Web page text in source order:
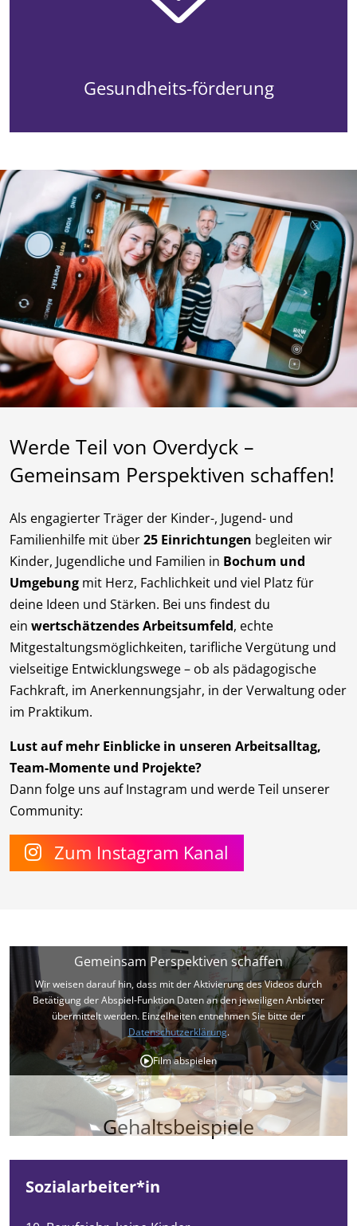
Gesundheits-förderung
Werde Teil von Overdyck –
Gemeinsam Perspektiven schaffen!
Als engagierter Träger der Kinder-, Jugend- und
Familienhilfe mit über25 Einrichtungen begleiten wir
Kinder, Jugendliche und Familien in Bochum und
Umgebung mit Herz, Fachlichkeit und viel Platz für
deine Ideen und Stärken. Bei uns findest du
ein wertschätzendes Arbeitsumfeld, echte
Mitgestaltungsmöglichkeiten, tarifliche Vergütung und
vielseitige Entwicklungswege – ob als pädagogische
Fachkraft, im Anerkennungsjahr, in der Verwaltung oder
im Praktikum.
Lust auf mehr Einblicke in unseren Arbeitsalltag,
Team-Momente und Projekte?
Dann folge uns auf Instagram und werde Teil unserer
Community:
Zum Instagram Kanal
Gemeinsam Perspektiven schaffen
Wir weisen darauf hin, dass mit der Aktivierung des Videos durch
Betätigung der Abspiel-Funktion Daten an den jeweiligen Anbieter
übermittelt werden. Einzelheiten entnehmen Sie bitte der
Datenschutzerklärung.
Film abspielen
Gehaltsbeispiele
Sozialarbeiter*in